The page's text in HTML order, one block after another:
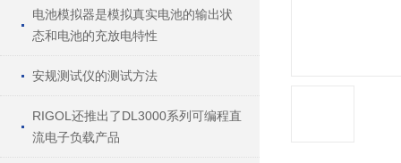
电池模拟器是模拟真实电池的输出状
态和电池的充放电特性
安规测试仪的测试方法
RIGOL还推出了DL3000系列可编程直
流电子负载产品